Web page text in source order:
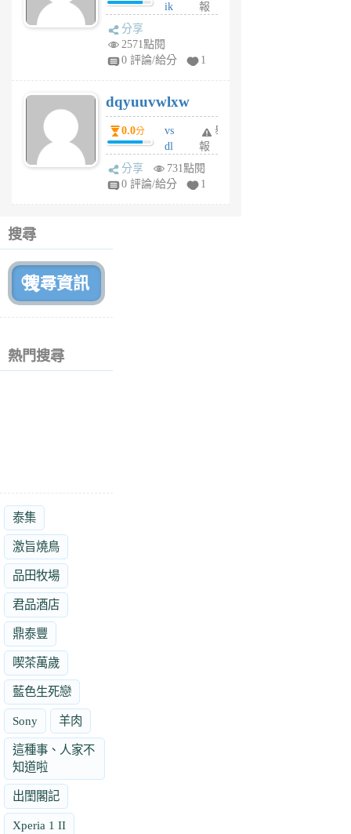
ik
tu
6
個
月
前
報
分享
2571點閱
0 評論/給分
1
dqyuuvwlxw
0.0分
vs
dl
sq
fy
舉
報
分享
731點閱
0 評論/給分
1
搜尋
熱門搜尋
泰集
激旨燒鳥
品田牧場
君品酒店
鼎泰豐
喫茶萬歲
藍色生死戀
Sony 羊肉
這種事、人家不
知道啦
出閨閣記
Xperia 1 II